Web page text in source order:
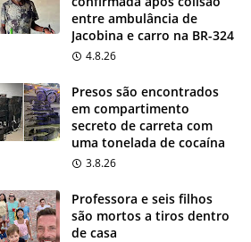
entre ambulância de
Jacobina e carro na BR-324
4.8.26
Presos são encontrados
em compartimento
secreto de carreta com
uma tonelada de cocaína
3.8.26
Professora e seis filhos
são mortos a tiros dentro
de casa